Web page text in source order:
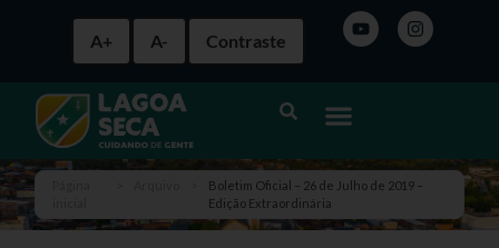
A+ A- Contraste
Boletim Oficial – 26 de Julho de 2019 –
Edição Extraordinária